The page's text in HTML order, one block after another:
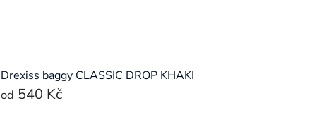
Drexiss baggy CLASSIC DROP KHAKI
od 540 Kč